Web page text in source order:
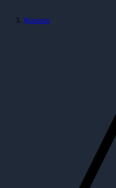
Warsztat